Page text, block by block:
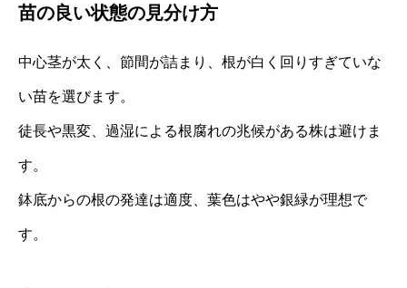
苗の良い状態の見分け方
中心茎が太く、節間が詰まり、根が白く回りすぎていな
い苗を選びます。
徒長や黒変、過湿による根腐れの兆候がある株は避けま
す。
鉢底からの根の発達は適度、葉色はやや銀緑が理想で
す。